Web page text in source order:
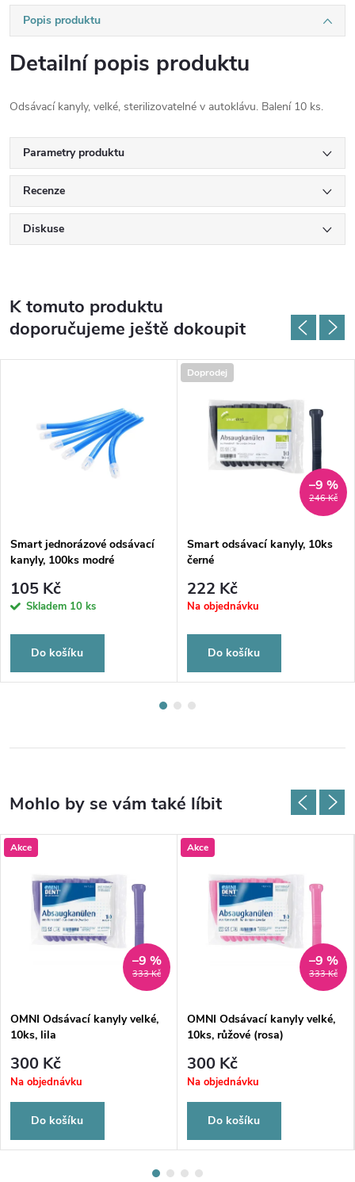
Popis produktu
Detailní popis produktu
Odsávací kanyly, velké, sterilizovatelné v autoklávu. Balení 10 ks.
Parametry produktu
Recenze
Diskuse
K tomuto produktu
doporučujeme ještě dokoupit
Smart jednorázové odsávací
kanyly, 100ks modré
105 Kč
Skladem 10 ks
Do košíku
Doprodej
246 Kč
–9 %
Smart odsávací kanyly, 10ks
černé
222 Kč
Na objednávku
Do košíku
Akce
333 Kč
–9 %
OMNI Odsávací kanyly velké,
10ks, lila
300 Kč
Na objednávku
Do košíku
Akce
333 Kč
–9 %
OMNI Odsávací kanyly velké,
10ks, růžové (rosa)
300 Kč
Na objednávku
Do košíku